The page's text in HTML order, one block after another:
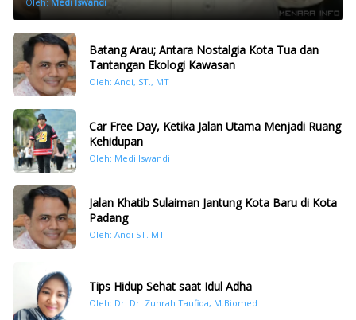
Batang Arau; Antara Nostalgia Kota Tua dan
Tantangan Ekologi Kawasan
Oleh: Andi, ST., MT
Car Free Day, Ketika Jalan Utama Menjadi Ruang
Kehidupan
Oleh: Medi Iswandi
Jalan Khatib Sulaiman Jantung Kota Baru di Kota
Padang
Oleh: Andi ST. MT
Tips Hidup Sehat saat Idul Adha
Oleh: Dr. Dr. Zuhrah Taufiqa, M.Biomed